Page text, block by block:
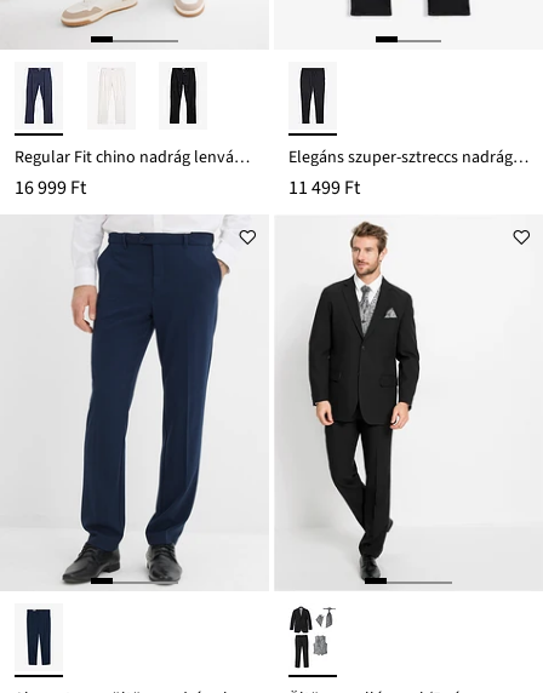
Regular Fit chino nadrág lenvászon-keverékből, Straight
16 999 Ft
Elegáns szuper-sztreccs nadrág kényelmes derékpánttal, Slim Fit
11 499 Ft